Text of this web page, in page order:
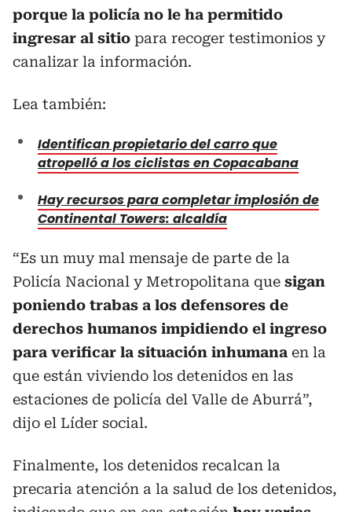
porque la policía no le ha permitido
ingresar al sitio para recoger testimonios y
canalizar la información.
Lea también:
Identifican propietario del carro que
atropelló a los ciclistas en Copacabana
Hay recursos para completar implosión de
Continental Towers: alcaldía
“Es un muy mal mensaje de parte de la
Policía Nacional y Metropolitana que sigan
poniendo trabas a los defensores de
derechos humanos impidiendo el ingreso
para verificar la situación inhumana en la
que están viviendo los detenidos en las
estaciones de policía del Valle de Aburrá”,
dijo el Líder social.
Finalmente, los detenidos recalcan la
precaria atención a la salud de los detenidos,